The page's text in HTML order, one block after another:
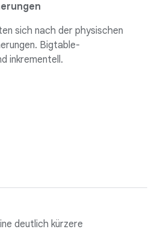
sich nach der physischen
Bigtable-
inkrementell.
deutlich kürzere